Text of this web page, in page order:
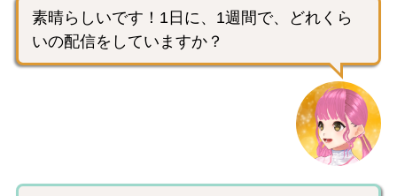
素晴らしいです！1日に、1週間で、どれくら
いの配信をしていますか？